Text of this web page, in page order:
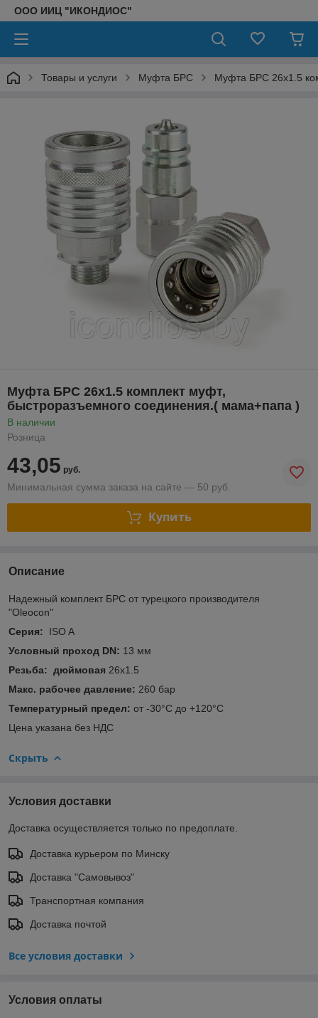
ООО ИИЦ "ИКОНДИОС"
Товары и услуги Муфта БРС Муфта БРС 26x1.5
Муфта БРС 26x1.5 комплект муфт,
быстроразъемного соединения.( мама+папа )
В наличии
Розница
43,05 руб.
Минимальная сумма заказа на сайте — 50 руб.
Купить
Описание
Надежный комплект БРС от турецкого производителя
"Oleocon"
Серия:
ISO A
Условный проход DN: 13 мм
Резьба: дюймовая 26x1.5
Макс. рабочее давление: 260 бар
Температурный предел: от -30°С до +120°С
Цена указана без НДС
Скрыть
Условия доставки
Доставка осуществляется только по предоплате.
Доставка курьером по Минску
Доставка "Самовывоз"
Транспортная компания
Доставка почтой
Все условия доставки
Условия оплаты